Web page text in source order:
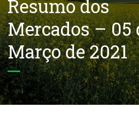
Resumo dos
Mercados – 05
Março de 2021